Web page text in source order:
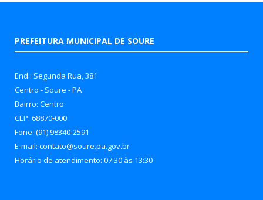
PREFEITURA MUNICIPAL DE SOURE
End.: Segunda Rua, 381
Centro - Soure - PA
Bairro: Centro
CEP: 68870-000
Fone: (91) 98340-2591
E-mail: contato@soure.pa.gov.br
Horário de atendimento: 07:30 às 13:30